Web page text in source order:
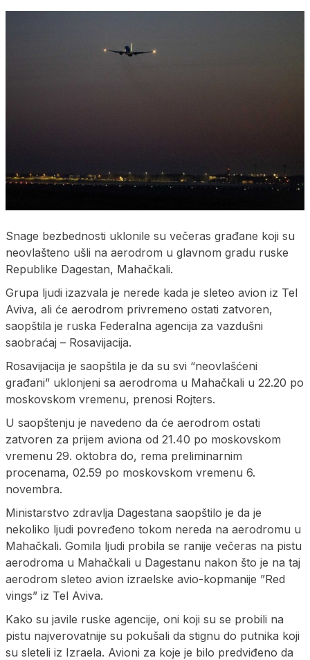
Snage bezbednosti uklonile su večeras građane koji su
neovlašteno ušli na aerodrom u glavnom gradu ruske
Republike Dagestan, Mahačkali.
Grupa ljudi izazvala je nerede kada je sleteo avion iz Tel
Aviva, ali će aerodrom privremeno ostati zatvoren,
saopštila je ruska Federalna agencija za vazdušni
saobraćaj – Rosavijacija.
Rosavijacija je saopštila je da su svi “neovlašćeni
građani” uklonjeni sa aerodroma u Mahačkali u 22.20 po
moskovskom vremenu, prenosi Rojters.
U saopštenju je navedeno da će aerodrom ostati
zatvoren za prijem aviona od 21.40 po moskovskom
vremenu 29. oktobra do, rema preliminarnim
procenama, 02.59 po moskovskom vremenu 6.
novembra.
Ministarstvo zdravlja Dagestana saopštilo je da je
nekoliko ljudi povređeno tokom nereda na aerodromu u
Mahačkali. Gomila ljudi probila se ranije večeras na pistu
aerodroma u Mahačkali u Dagestanu nakon što je na taj
aerodrom sleteo avion izraelske avio-kopmanije ”Red
vings” iz Tel Aviva.
Kako su javile ruske agencije, oni koji su se probili na
pistu najverovatnije su pokušali da stignu do putnika koji
su sleteli iz Izraela. Avioni za koje je bilo predviđeno da